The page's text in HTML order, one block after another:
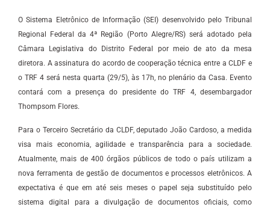
O Sistema Eletrônico de Informação (SEI) desenvolvido pelo Tribunal
Regional Federal da 4ª Região (Porto Alegre/RS) será adotado pela
Câmara Legislativa do Distrito Federal por meio de ato da mesa
diretora. A assinatura do acordo de cooperação técnica entre a CLDF e
o TRF 4 será nesta quarta (29/5), às 17h, no plenário da Casa. Evento
contará com a presença do presidente do TRF 4, desembargador
Thompsom Flores.
Para o Terceiro Secretário da CLDF, deputado João Cardoso, a medida
visa mais economia, agilidade e transparência para a sociedade.
Atualmente, mais de 400 órgãos públicos de todo o país utilizam a
nova ferramenta de gestão de documentos e processos eletrônicos. A
expectativa é que em até seis meses o papel seja substituído pelo
sistema digital para a divulgação de documentos oficiais, como